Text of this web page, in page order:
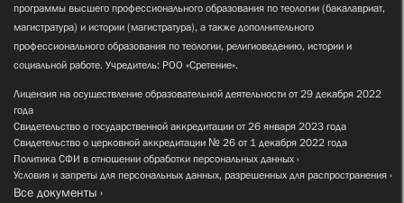
программы высшего профессионального образования по теологии (бакалавриат,
магистратура) и истории (магистратура), а также дополнительного
профессионального образования по теологии, религиоведению, истории и
социальной работе. Учредитель: РОО «Сретение».
Лицензия на осуществление образовательной деятельности от 29 декабря 2022
года
Свидетельство о государственной аккредитации от 26 января 2023 года
Свидетельство о церковной аккредитации № 26 от 1 декабря 2022 года
Политика СФИ в отношении обработки персональных данных
Условия и запреты для персональных данных, разрешенных для распространения
Все документы